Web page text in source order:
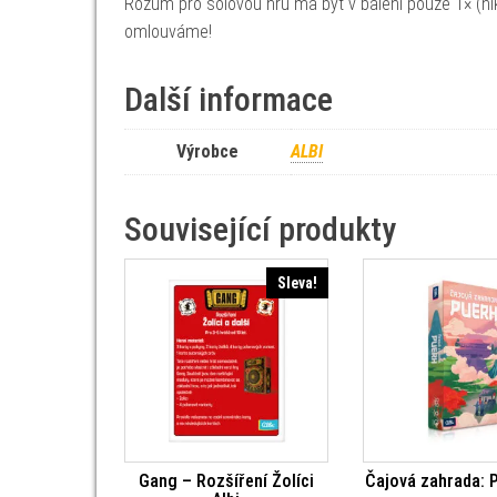
omlouváme!
Další informace
Výrobce ALBI
Související produkty
Sleva!
Gang – Rozšíření Žolíci
Čajová zahrada: